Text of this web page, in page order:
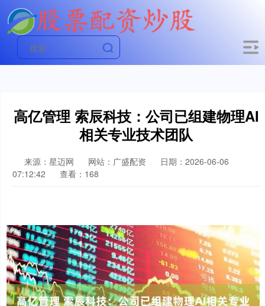
高亿管理 索辰科技：公司已组建物理AI
相关专业技术团队
来源：星迈网 网站：广盛配资
日期：2026-06-06
07:12:42
查看：168